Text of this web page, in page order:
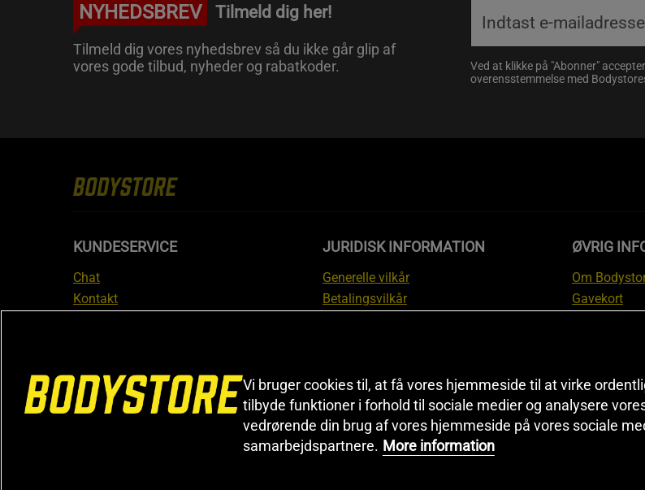
NYHEDSBREV Tilmeld dig her!
Tilmeld dig vores nyhedsbrev så du ikke går glip af
vores gode tilbud, nyheder og rabatkoder.
Ved at klikke på "Abonner"
overensstemmelse med
KUNDESERVICE
Chat
Kontakt
FAQ
JURIDISK INFORMATION
Generelle vilkår
Betalingsvilkår
Prisgaranti
Information om fortrydelsesret og
reklamationer
Cookieindstillinger
ØVRIG
Om
Gavekort
Sitemap
Black Friday
Artikler &
Vi bruger cookies til, at få vores hjemmeside til at virke
tilbyde funktioner i forhold til sociale medier og analysere
vedrørende din brug af vores hjemmeside på vores sociale
samarbejdspartnere. More information